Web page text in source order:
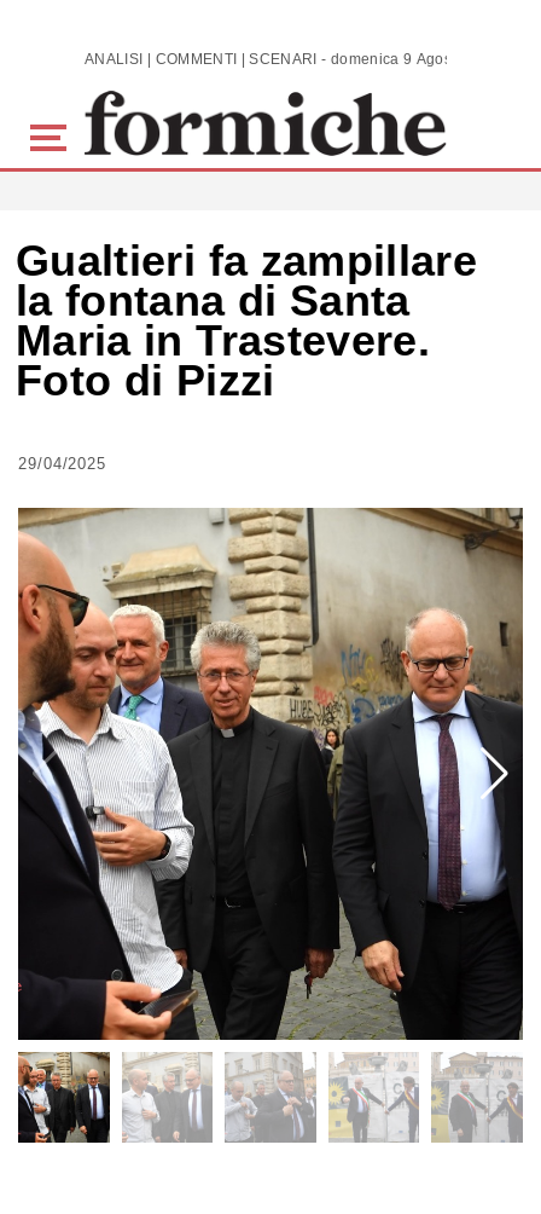
Skip to main content ANALISI | COMMENTI | SCENARI - domenica 9 Agosto 2026
Gualtieri fa zampillare
la fontana di Santa
Maria in Trastevere.
Foto di Pizzi
29/04/2025